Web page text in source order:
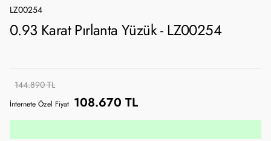
LZ00254
0.93 Karat Pırlanta Yüzük - LZ00254
144.890 TL
İnternete Özel Fiyat 108.670 TL